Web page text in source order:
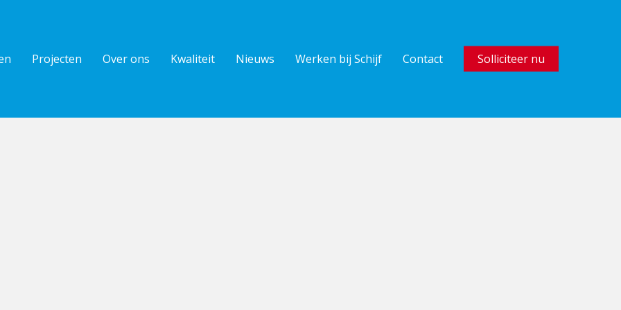
Projecten Over ons Kwaliteit Nieuws Werken bij Schijf Contact Solliciteer nu